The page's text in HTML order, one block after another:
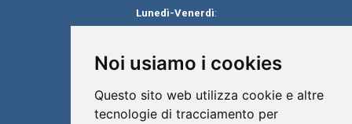
Noi usiamo i cookies
Questo sito web utilizza cookie e altre
tecnologie di tracciamento per
Lunedì-Venerdì:
Sabato e Domenica : Chiusi